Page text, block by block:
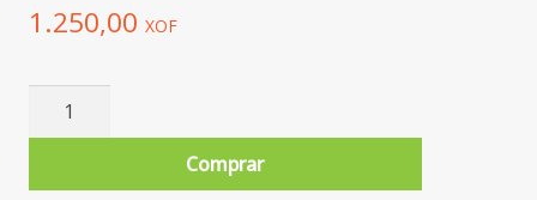
1.250,00 XOF
Quantidade
Higiénico
Comprar